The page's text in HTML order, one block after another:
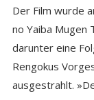
Der Film wurde
no Yaiba Mugen
darunter eine
Rengokus
ausgestrahlt.